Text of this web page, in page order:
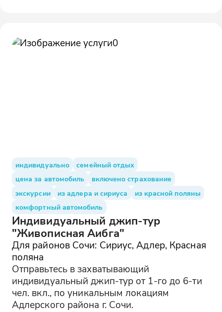
индивидуально
семейный отдых
цена за автомобиль
включено страхование
экскурсии
из адлера и сириуса
из красной поляны
комфортный автомобиль
Индивидуальный джип-тур
"Живописная Аибга"
Для районов Сочи: Сириус, Адлер, Красная
поляна
Отправьтесь в захватывающий
индивидуальный джип-тур от 1-го до 6-ти
чел. вкл., по уникальным локациям
Адлерского района г. Сочи.